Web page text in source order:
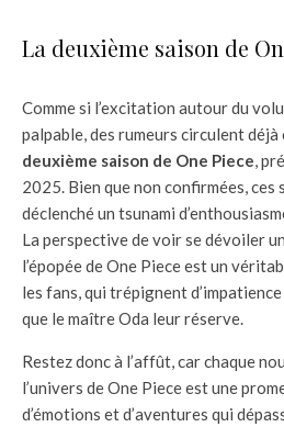
La deuxième saison de
Comme si l’excitation autour du
palpable, des rumeurs circulent
deuxième saison de One Piece,
2025. Bien que non confirmées,
déclenché un tsunami
La perspective de voir se dévoiler
l’épopée de One Piece est un
les fans, qui trépignent
que le maître Oda leur réserve.
Restez donc à l’affût, car chaque
l’univers de One Piece est une
d’émotions et d’aventures qui